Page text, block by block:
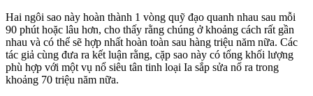
Hai ngôi sao này hoàn thành 1 vòng quỹ đạo quanh nhau sau mỗi
90 phút hoặc lâu hơn, cho thấy rằng chúng ở khoảng cách rất gần
nhau và có thể sẽ hợp nhất hoàn toàn sau hàng triệu năm nữa. Các
tác giả cùng đưa ra kết luận rằng, cặp sao này có tổng khối lượng
phù hợp với một vụ nổ siêu tân tinh loại Ia sắp sửa nổ ra trong
khoảng 70 triệu năm nữa.